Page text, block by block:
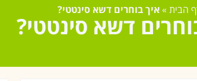
הבית»איך בוחרים דשא סינטטי?
דשא סינטטי?